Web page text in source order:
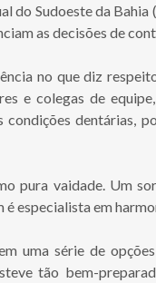
do Sudoeste da
as decisões de
no que diz
e colegas de
dentárias,
pura vaidade. Um
especialista em
uma série de
tão bem-